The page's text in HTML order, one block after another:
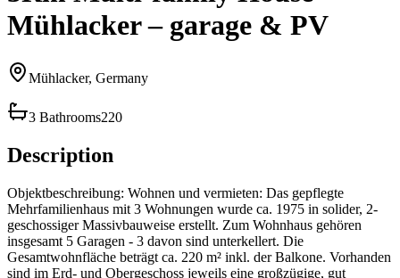
Mühlacker – garage & PV
Mühlacker, Germany
3 Bathrooms220
Description
Objektbeschreibung: Wohnen und vermieten: Das gepflegte
Mehrfamilienhaus mit 3 Wohnungen wurde ca. 1975 in solider, 2-
geschossiger Massivbauweise erstellt. Zum Wohnhaus gehören
insgesamt 5 Garagen - 3 davon sind unterkellert. Die
Gesamtwohnfläche beträgt ca. 220 m² inkl. der Balkone. Vorhanden
sind im Erd- und Obergeschoss jeweils eine großzügige, gut